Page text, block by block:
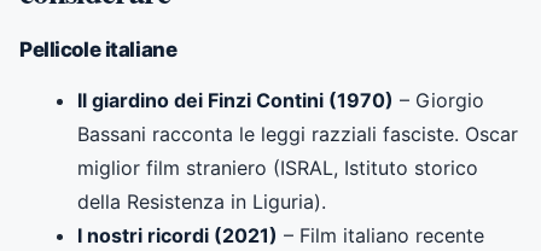
Pellicole italiane
Il giardino dei Finzi Contini (1970) – Giorgio
Bassani racconta le leggi razziali fasciste. Oscar
miglior film straniero (ISRAL, Istituto storico
della Resistenza in Liguria).
I nostri ricordi (2021) – Film italiano recente